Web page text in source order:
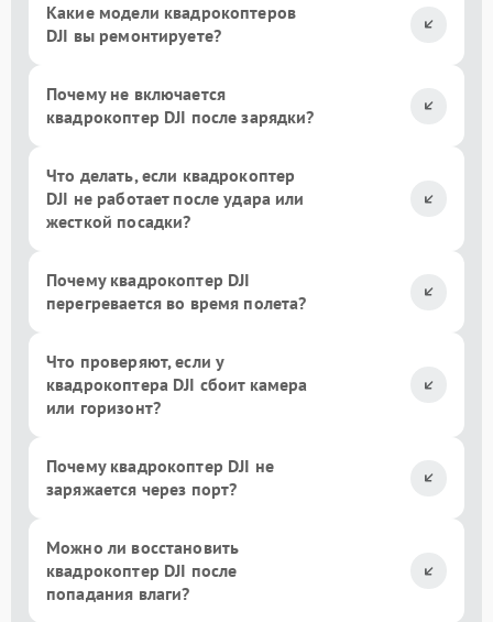
Какие модели квадрокоптеров
DJI вы ремонтируете?
Почему не включается
квадрокоптер DJI после зарядки?
Что делать, если квадрокоптер
DJI не работает после удара или
жесткой посадки?
Почему квадрокоптер DJI
перегревается во время полета?
Что проверяют, если у
квадрокоптера DJI сбоит камера
или горизонт?
Почему квадрокоптер DJI не
заряжается через порт?
Можно ли восстановить
квадрокоптер DJI после
попадания влаги?